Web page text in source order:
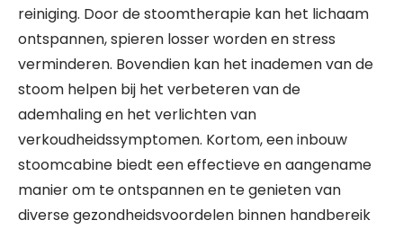
reiniging. Door de stoomtherapie kan het lichaam
ontspannen, spieren losser worden en stress
verminderen. Bovendien kan het inademen van de
stoom helpen bij het verbeteren van de
ademhaling en het verlichten van
verkoudheidssymptomen. Kortom, een inbouw
stoomcabine biedt een effectieve en aangename
manier om te ontspannen en te genieten van
diverse gezondheidsvoordelen binnen handbereik